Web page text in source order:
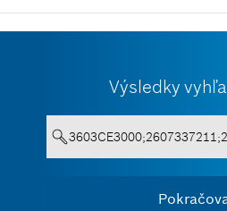
Výsledky
Zobraziť
Text musí